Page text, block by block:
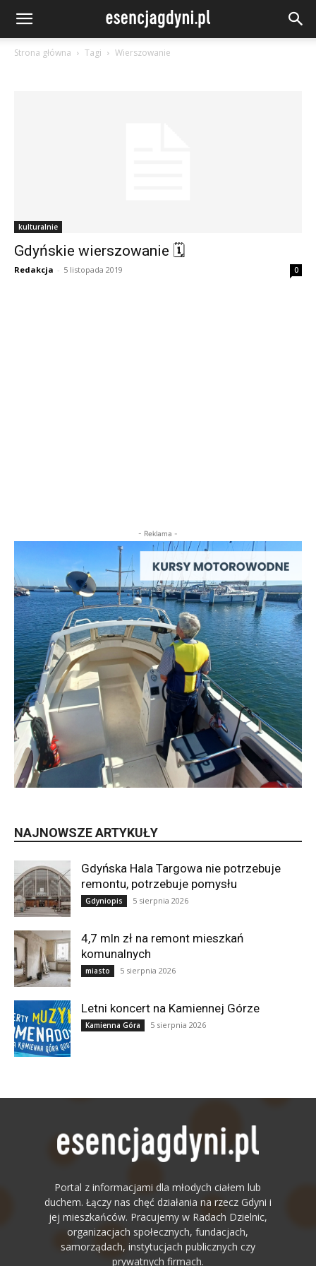
Strona główna Tagi Wierszowanie
kulturalnie
Gdyńskie wierszowanie 🗓
Redakcja - 5 listopada 2019 0
- Reklama -
NAJNOWSZE ARTYKUŁY
Gdyńska Hala Targowa nie potrzebuje
remontu, potrzebuje pomysłu
Gdyniopis 5 sierpnia 2026
4,7 mln zł na remont mieszkań
komunalnych
miasto 5 sierpnia 2026
Letni koncert na Kamiennej Górze
Kamienna Góra 5 sierpnia 2026
Portal z informacjami dla młodych ciałem lub
duchem. Łączy nas chęć działania na rzecz Gdyni i
jej mieszkańców. Pracujemy w Radach Dzielnic,
organizacjach społecznych, fundacjach,
samorządach, instytucjach publicznych czy
prywatnych firmach.